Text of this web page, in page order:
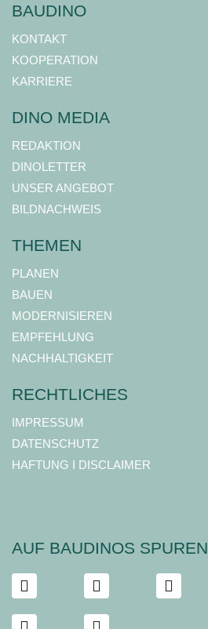
BAUDINO
KONTAKT
KOOPERATION
KARRIERE
DINO MEDIA
REDAKTION
DINOLETTER
UNSER ANGEBOT
BILDNACHWEIS
THEMEN
PLANEN
BAUEN
MODERNISIEREN
EMPFEHLUNG
NACHHALTIGKEIT
RECHTLICHES
IMPRESSUM
DATENSCHUTZ
HAFTUNG I DISCLAIMER
AUF BAUDINOS SPUREN